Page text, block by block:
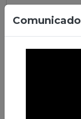
Comunicado